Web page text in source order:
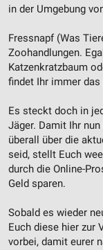
in der Umgebung
Fressnapf (Was
Zoohandlungen.
Katzenkratzbaum
findet Ihr immer
Es steckt doch in
Jäger. Damit Ihr
überall über die
seid, stellt Euch
durch die Online-
Geld sparen.
Sobald es wieder
Euch diese hier zur
vorbei, damit eurer
Verwendung
Geräte anhand
Informationen
Nicht-IAB-
Performance
Funktional
Werbung